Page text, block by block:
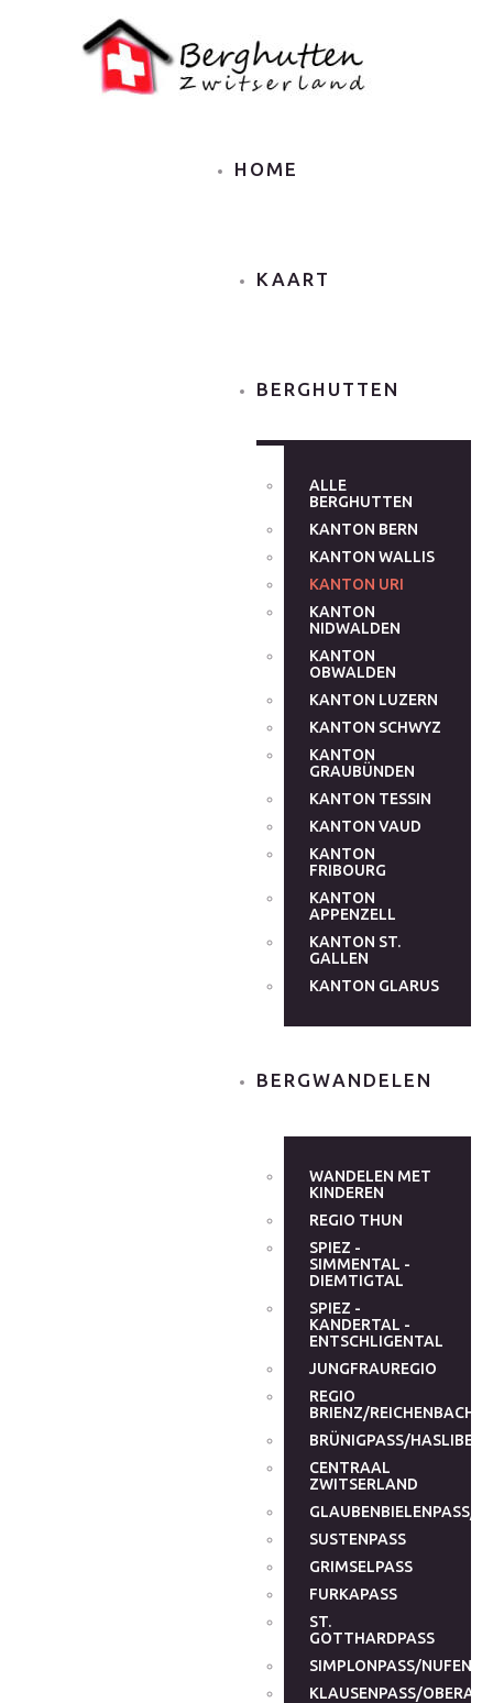
HOME
KAART
BERGHUTTEN
ALLE
BERGHUTTEN
KANTON BERN
KANTON WALLIS
KANTON URI
KANTON
NIDWALDEN
KANTON
OBWALDEN
KANTON LUZERN
KANTON SCHWYZ
KANTON
GRAUBÜNDEN
KANTON TESSIN
KANTON VAUD
KANTON
FRIBOURG
KANTON
APPENZELL
KANTON ST.
GALLEN
KANTON GLARUS
BERGWANDELEN
WANDELEN MET
KINDEREN
REGIO THUN
SPIEZ -
SIMMENTAL -
DIEMTIGTAL
SPIEZ -
KANDERTAL -
ENTSCHLIGENTAL
JUNGFRAUREGIO
REGIO
BRIENZ/
BRÜNIGPASS/HASLIBERG
CENTRAAL
ZWITSERLAND
GLAUBENBIELENPASS/
SUSTENPASS
GRIMSELPASS
FURKAPASS
ST.
GOTTHARDPASS
SIMPLONPASS/
KLAUSENPASS/